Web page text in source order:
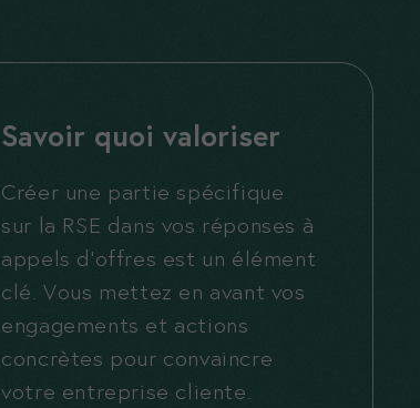
Savoir quoi valoriser
Créer une partie spécifique
sur la RSE dans vos réponses à
appels d’offres est un élément
clé. Vous mettez en avant vos
engagements et actions
concrètes pour convaincre
votre entreprise cliente.